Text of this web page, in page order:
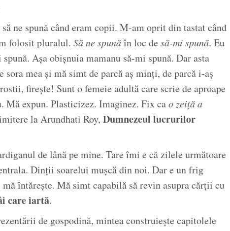
ne spună când eram copii. M-am oprit din tastat când
folosit pluralul. Să ne spunăîn loc de să-mi spună. Eu
Așa obișnuia mamanu să-mi spună. Dar asta
sora mea și mă simt de parcă aș minți, de parcă i-aș
firește! Sunt o femeie adultă care scrie de aproape
Mă expun. Plasticizez. Imaginez. Fix cao zeiță a
la Arundhati Roy, Dumnezeul lucrurilor
de lână pe mine. Tare îmi e că zilele următoare
Dinții soarelui mușcă din noi. Dar e un frig
întărește. Mă simt capabilă să revin asupra cărții cu
care iartă.
de gospodină, mintea construiește capitolele